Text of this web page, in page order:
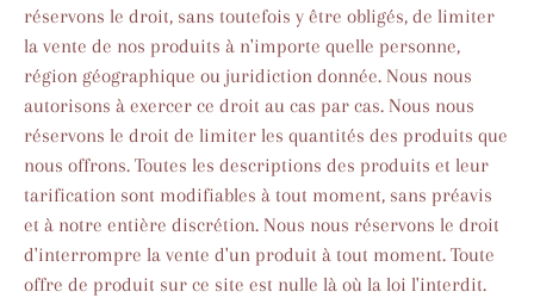
réservons le droit, sans toutefois y être obligés, de limiter
la vente de nos produits à n'importe quelle personne,
région géographique ou juridiction donnée. Nous nous
autorisons à exercer ce droit au cas par cas. Nous nous
réservons le droit de limiter les quantités des produits que
nous offrons. Toutes les descriptions des produits et leur
tarification sont modifiables à tout moment, sans préavis
et à notre entière discrétion. Nous nous réservons le droit
d'interrompre la vente d'un produit à tout moment. Toute
offre de produit sur ce site est nulle là où la loi l'interdit.